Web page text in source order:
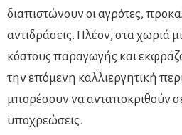
διαπιστώνουν οι αγρότες,
αντιδράσεις. Πλέον, στα χωριά
κόστους παραγωγής και
την επόμενη καλλιεργητική
μπορέσουν να ανταποκριθούν
υποχρεώσεις.